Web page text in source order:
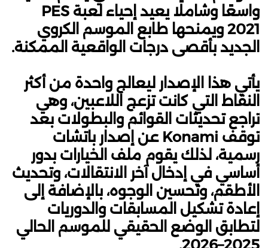
واسعًا وشاملًا يعيد إحياء لعبة PES
2021 ويمنحها طابع الموسم الكروي
الجديد بأقصى درجات الواقعية الممكنة.
يأتي هذا الإصدار ليعالج واحدة من أكثر
النقاط التي كانت تزعج اللاعبين، وهي
تراجع تحديثات القوائم والبطولات بعد
توقف Konami عن إصدار باتشات
رسمية، لذلك يقوم ملف الخيارات بدور
أساسي في إدخال آخر الانتقالات، وتحديث
الأطقم، وتحسين الوجوه، بالإضافة إلى
إعادة تشكيل المسابقات والدوريات
لتطابق الوضع الحقيقي للموسم الحالي